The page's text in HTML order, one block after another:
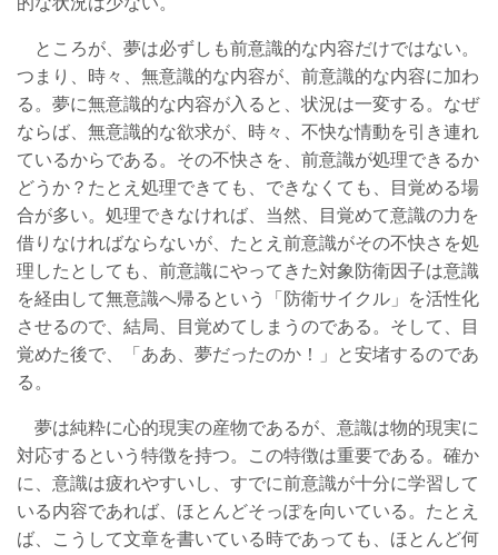
ところが、夢は必ずしも前意識的な内容だけではない。
つまり、時々、無意識的な内容が、前意識的な内容に加わ
る。夢に無意識的な内容が入ると、状況は一変する。なぜ
ならば、無意識的な欲求が、時々、不快な情動を引き連れ
ているからである。その不快さを、前意識が処理できるか
どうか？たとえ処理できても、できなくても、目覚める場
合が多い。処理できなければ、当然、目覚めて意識の力を
借りなければならないが、たとえ前意識がその不快さを処
理したとしても、前意識にやってきた対象防衛因子は意識
を経由して無意識へ帰るという「防衛サイクル」を活性化
させるので、結局、目覚めてしまうのである。そして、目
覚めた後で、「ああ、夢だったのか！」と安堵するのであ
る。
夢は純粋に心的現実の産物であるが、意識は物的現実に
対応するという特徴を持つ。この特徴は重要である。確か
に、意識は疲れやすいし、すでに前意識が十分に学習して
いる内容であれば、ほとんどそっぽを向いている。たとえ
ば、こうして文章を書いている時であっても、ほとんど何